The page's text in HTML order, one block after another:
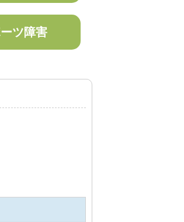
ツ障害